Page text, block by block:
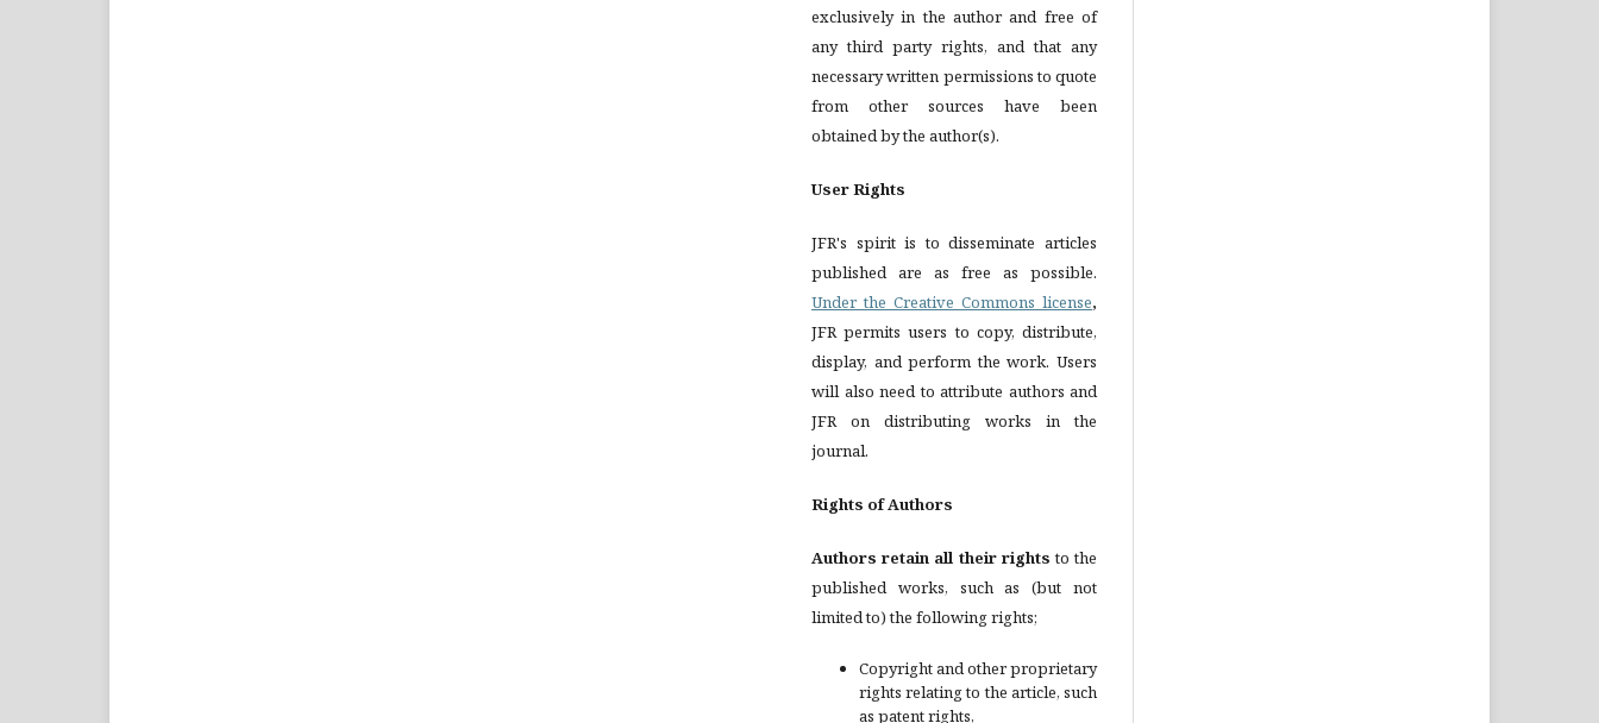
exclusively in the author and free of
any third party rights, and that any
necessary written permissions to quote
from other sources have been
obtained by the author(s).
User Rights
JFR's spirit is to disseminate articles
published are as free as possible.
Under the Creative Commons license,
JFR permits users to copy, distribute,
display, and perform the work. Users
will also need to attribute authors and
JFR on distributing works in the
journal.
Rights of Authors
Authors retain all their rights to the
published works, such as (but not
limited to) the following rights;
Copyright and other proprietary
rights relating to the article, such
as patent rights,